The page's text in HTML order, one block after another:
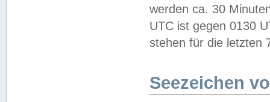
werden ca. 30
UTC ist gegen 0130
stehen für die letzten
Seezeichen